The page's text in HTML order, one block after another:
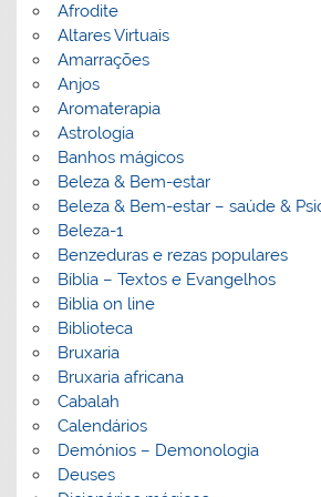
Afrodite
Altares Virtuais
Amarrações
Anjos
Aromaterapia
Astrologia
Banhos mágicos
Beleza & Bem-estar
Beleza & Bem-estar – saúde &
Beleza-1
Benzeduras e rezas populares
Bíblia – Textos e Evangelhos
Biblia on line
Biblioteca
Bruxaria
Bruxaria africana
Cabalah
Calendários
Demónios – Demonologia
Deuses